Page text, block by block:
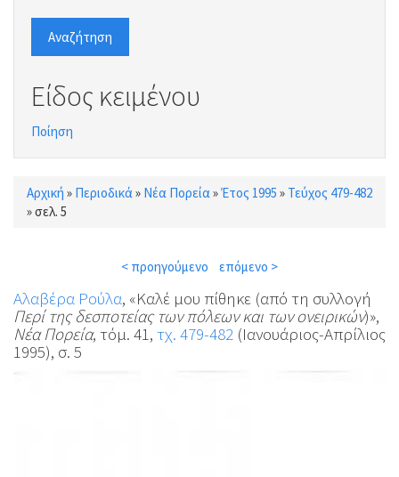
Αναζήτηση
Είδος κειμένου
Ποίηση
Είστε εδώ
Αρχική » Περιοδικά » Νέα Πορεία »Έτος 1995 » Τεύχος 479-482
»σελ. 5
< προηγούμενο επόμενο >
Αλαβέρα Ρούλα, «Καλέ μου πίθηκε (από τη συλλογή
Περί της δεσποτείας των πόλεων και των ονειρικών)»,
Νέα Πορεία, τόμ. 41, τχ. 479-482 (Ιανουάριος-Απρίλιος
1995), σ. 5